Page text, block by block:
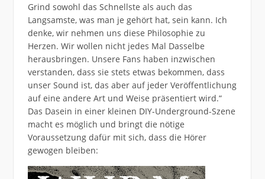
Grind sowohl das Schnellste als auch das
Langsamste, was man je gehört hat, sein kann. Ich
denke, wir nehmen uns diese Philosophie zu
Herzen. Wir wollen nicht jedes Mal Dasselbe
herausbringen. Unsere Fans haben inzwischen
verstanden, dass sie stets etwas bekommen, dass
unser Sound ist, das aber auf jeder Veröffentlichung
auf eine andere Art und Weise präsentiert wird.“
Das Dasein in einer kleinen DIY-Underground-Szene
macht es möglich und bringt die nötige
Voraussetzung dafür mit sich, dass die Hörer
gewogen bleiben: